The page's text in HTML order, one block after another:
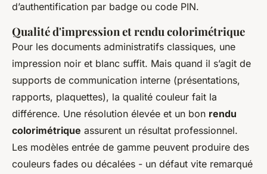
d’authentification par badge ou code PIN.
Qualité d'impression et rendu colorimétrique
Pour les documents administratifs classiques, une
impression noir et blanc suffit. Mais quand il s’agit de
supports de communication interne (présentations,
rapports, plaquettes), la qualité couleur fait la
différence. Une résolution élevée et un bon rendu
colorimétrique assurent un résultat professionnel.
Les modèles entrée de gamme peuvent produire des
couleurs fades ou décalées - un défaut vite remarqué